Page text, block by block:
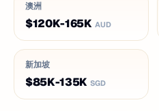
澳洲
$120K-165K AUD
新加坡
$85K-135K SGD